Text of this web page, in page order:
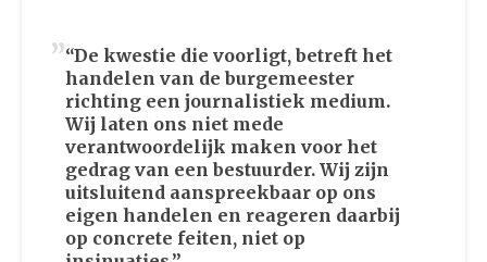
“De kwestie die voorligt, betreft het
handelen van de burgemeester
richting een journalistiek medium.
Wij laten ons niet mede
verantwoordelijk maken voor het
gedrag van een bestuurder. Wij zijn
uitsluitend aanspreekbaar op ons
eigen handelen en reageren daarbij
op concrete feiten, niet op